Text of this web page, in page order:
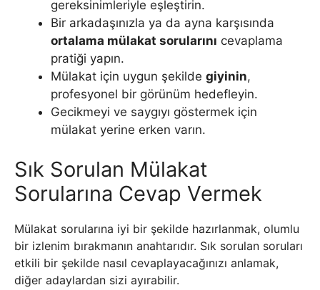
gereksinimleriyle eşleştirin.
Bir arkadaşınızla ya da ayna karşısında
ortalama mülakat sorularını cevaplama
pratiği yapın.
Mülakat için uygun şekilde giyinin,
profesyonel bir görünüm hedefleyin.
Gecikmeyi ve saygıyı göstermek için
mülakat yerine erken varın.
Sık Sorulan Mülakat
Sorularına Cevap Vermek
Mülakat sorularına iyi bir şekilde hazırlanmak, olumlu
bir izlenim bırakmanın anahtarıdır. Sık sorulan soruları
etkili bir şekilde nasıl cevaplayacağınızı anlamak,
diğer adaylardan sizi ayırabilir.